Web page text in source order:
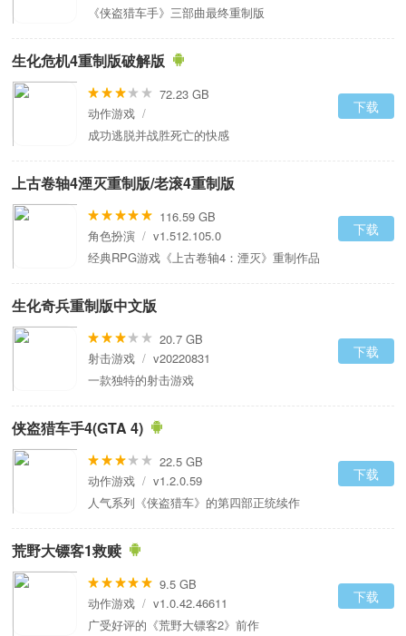
《侠盗猎车手》三部曲最终重制版
生化危机4重制版破解版
72.23 GB
动作游戏 /
成功逃脱并战胜死亡的快感
下载
上古卷轴4湮灭重制版/老滚4重制版
116.59 GB
角色扮演 / v1.512.105.0
经典RPG游戏《上古卷轴4：湮灭》重制作品
下载
生化奇兵重制版中文版
20.7 GB
射击游戏 / v20220831
一款独特的射击游戏
下载
侠盗猎车手4(GTA 4)
22.5 GB
动作游戏 / v1.2.0.59
人气系列《侠盗猎车》的第四部正统续作
下载
荒野大镖客1救赎
9.5 GB
动作游戏 / v1.0.42.46611
广受好评的《荒野大镖客2》前作
下载